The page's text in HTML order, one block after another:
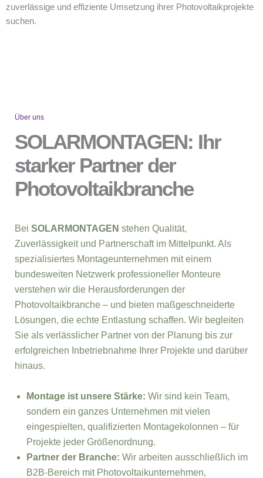
zuverlässige und effiziente Umsetzung ihrer Photovoltaikprojekte
suchen.
Über uns
SOLARMONTAGEN: Ihr
starker Partner der
Photovoltaikbranche
Bei SOLARMONTAGEN stehen Qualität,
Zuverlässigkeit und Partnerschaft im Mittelpunkt. Als
spezialisiertes Montageunternehmen mit einem
bundesweiten Netzwerk professioneller Monteure
verstehen wir die Herausforderungen der
Photovoltaikbranche – und bieten maßgeschneiderte
Lösungen, die echte Entlastung schaffen. Wir begleiten
Sie als verlässlicher Partner von der Planung bis zur
erfolgreichen Inbetriebnahme Ihrer Projekte und darüber
hinaus.
Montage ist unsere Stärke: Wir sind kein Team,
sondern ein ganzes Unternehmen mit vielen
eingespielten, qualifizierten Montagekolonnen – für
Projekte jeder Größenordnung.
Partner der Branche: Wir arbeiten ausschließlich im
B2B-Bereich mit Photovoltaikunternehmen,